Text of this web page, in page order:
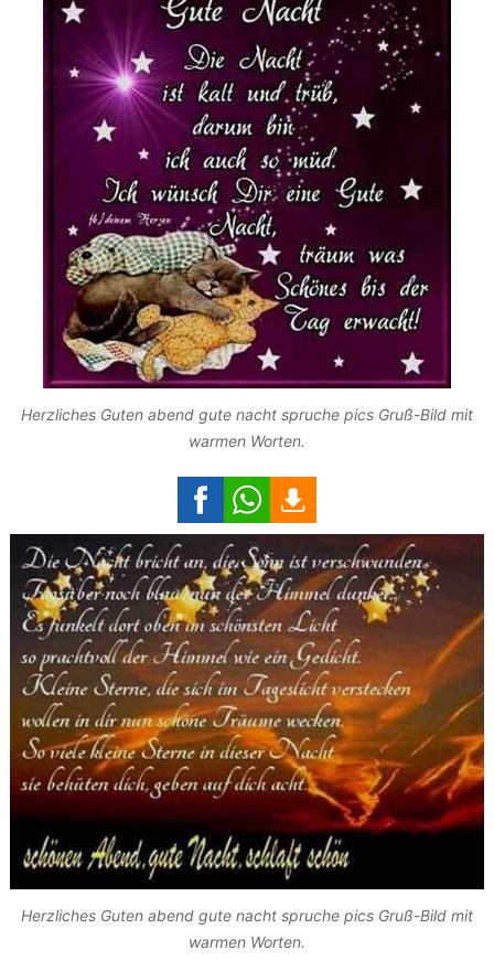
Herzliches Guten abend gute nacht spruche pics Gruß-Bild mit
warmen Worten.
Herzliches Guten abend gute nacht spruche pics Gruß-Bild mit
warmen Worten.